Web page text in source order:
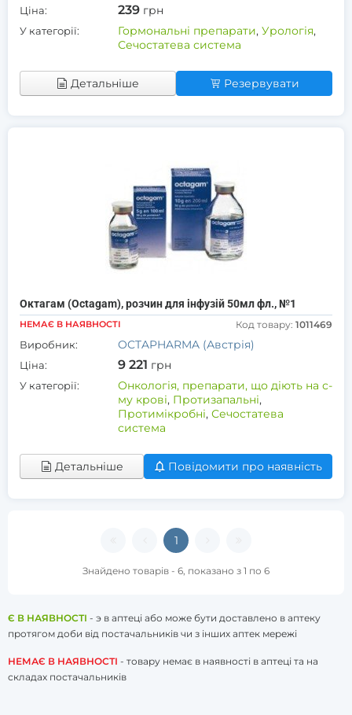
Ціна: 239 грн
У категорії: Гормональні препарати, Урологія,
Сечостатева система
Детальніше Резервувати
Октагам (Octagam), розчин для інфузій 50мл фл., №1
НЕМАЄ В НАЯВНОСТІ Код товару: 1011469
Виробник: OCTAPHARMA (Австрія)
Ціна: 9 221 грн
У категорії:
Онкологія, препарати, що діють на с-
му крові, Протизапальні,
Протимікробні, Сечостатева
система
Детальніше Повідомити про наявність
1
Знайдено товарів - 6, показано з 1 по 6
Є В НАЯВНОСТІ - э в аптеці або може бути доставлено в аптеку
протягом доби від постачальників чи з інших аптек мережі
НЕМАЄ В НАЯВНОСТІ - товару немає в наявності в аптеці та на
складах постачальників